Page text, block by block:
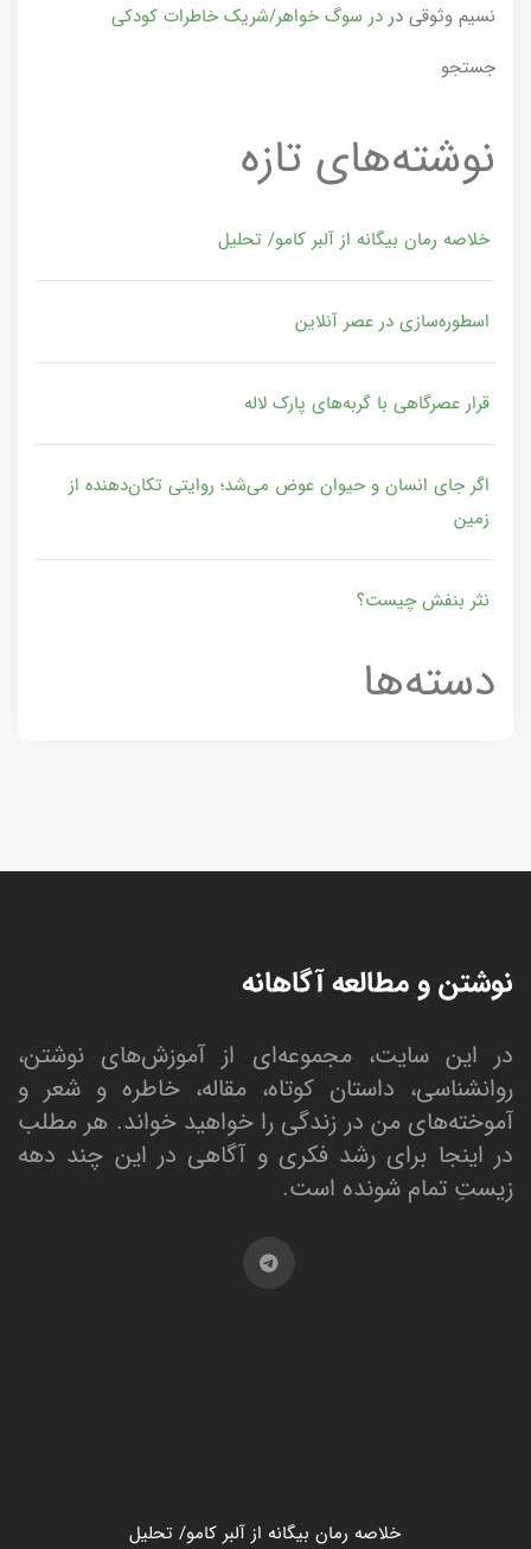
نسیم وثوقی در در سوگ خواهر/شریک خاطرات کودکی
جستجو
نوشته‌های تازه
خلاصه رمان بیگانه از آلبر کامو/ تحلیل
اسطوره‌سازی در عصر آنلاین
قرار عصرگاهی با گربه‌های پارک لاله
اگر جای انسان و حیوان عوض می‌شد؛ روایتی تکان‌دهنده از
زمین
نثر بنفش چیست؟
دسته‌ها
نوشتن و مطالعه آگاهانه
در این سایت، مجموعه‌ای از آموزش‌های نوشتن،
روانشناسی، داستان کوتاه، مقاله، خاطره و شعر و
آموخته‌های من در زندگی را خواهید خواند. هر مطلب
در اینجا برای رشد فکری و آگاهی در این چند دهه
زیستِ تمام شونده است.
خلاصه رمان بیگانه از آلبر کامو/ تحلیل